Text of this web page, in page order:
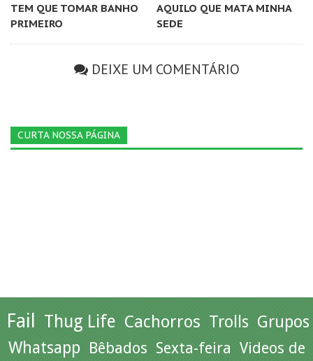
TEM QUE TOMAR BANHO
PRIMEIRO
AQUILO QUE MATA MINHA
SEDE
DEIXE UM COMENTÁRIO
CURTA NOSSA PÁGINA
Fail Thug Life Cachorros Trolls Grupos
Whatsapp Bêbados Sexta-feira Videos de